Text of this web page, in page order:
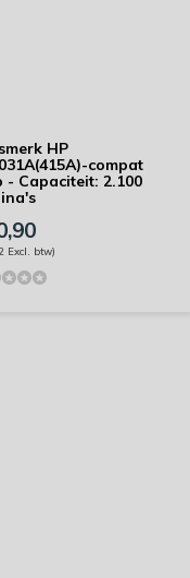
HP
compat
- Capaciteit: 2.100
Excl. btw)